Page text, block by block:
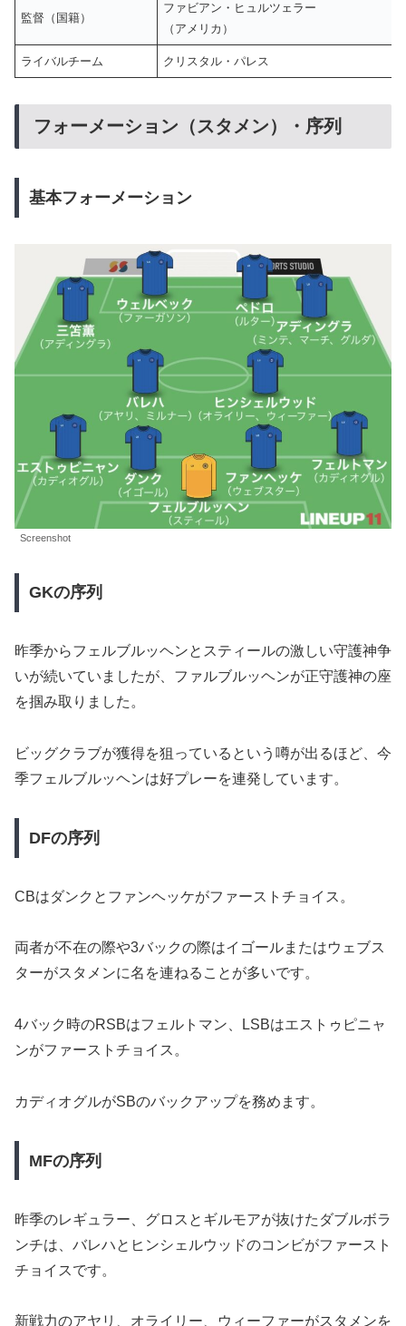
監督（国籍）
ファビアン・ヒュルツェラー
（アメリカ）
ライバルチーム クリスタル・パレス
フォーメーション（スタメン）・序列
基本フォーメーション
Screenshot
GKの序列
昨季からフェルブルッヘンとスティールの激しい守護神争
いが続いていましたが、ファルブルッヘンが正守護神の座
を掴み取りました。
ビッグクラブが獲得を狙っているという噂が出るほど、今
季フェルブルッヘンは好プレーを連発しています。
DFの序列
CBはダンクとファンヘッケがファーストチョイス。
両者が不在の際や3バックの際はイゴールまたはウェブス
ターがスタメンに名を連ねることが多いです。
4バック時のRSBはフェルトマン、LSBはエストゥピニャ
ンがファーストチョイス。
カディオグルがSBのバックアップを務めます。
MFの序列
昨季のレギュラー、グロスとギルモアが抜けたダブルボラ
ンチは、バレハとヒンシェルウッドのコンビがファースト
チョイスです。
新戦力のアヤリ、オライリー、ウィーファーがスタメンを